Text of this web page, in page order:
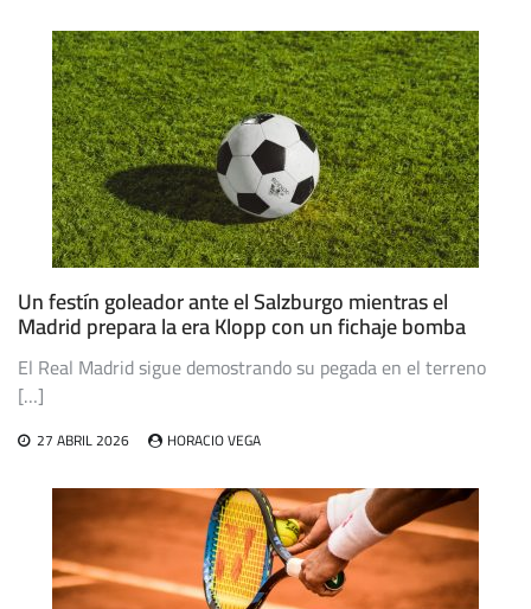
Un festín goleador ante el Salzburgo mientras el
Madrid prepara la era Klopp con un fichaje bomba
El Real Madrid sigue demostrando su pegada en el terreno
[…]
27 ABRIL 2026 HORACIO VEGA